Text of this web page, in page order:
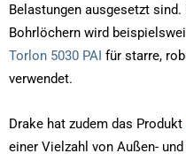
Belastungen ausgesetzt
Bohrlöchern wird
Torlon 5030 PAI für starre,
verwendet.
Drake hat zudem das Produkt
einer Vielzahl von Außen-